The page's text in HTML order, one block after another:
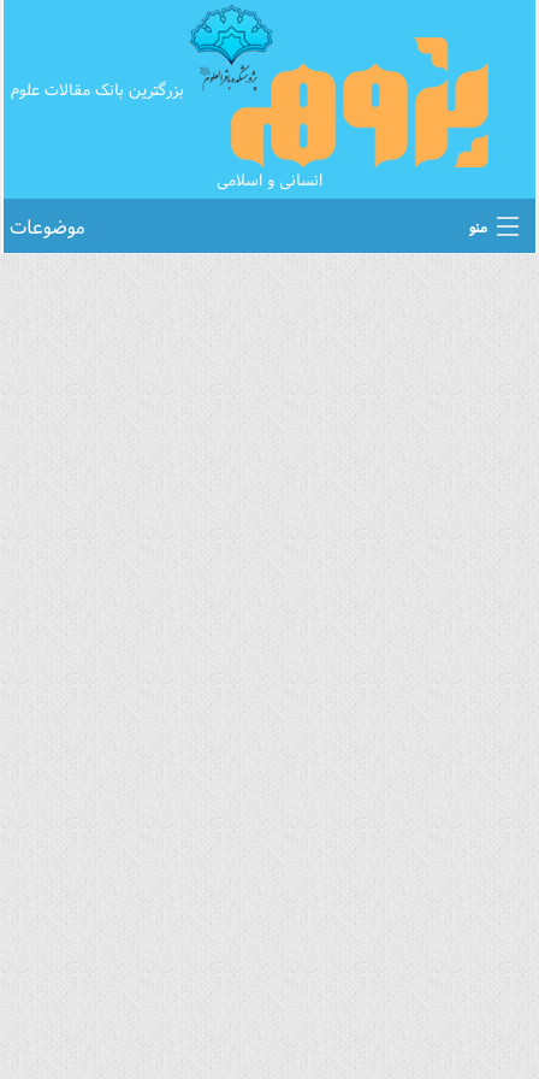
بزرگترین بانک مقالات علوم
انسانی و اسلامی
موضوعات منو
اطلاع رسانی های علمی
بانک محتوای تبلیغ
بانک مقالات